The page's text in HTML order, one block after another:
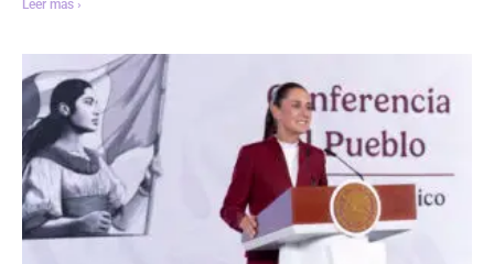
Leer más ›